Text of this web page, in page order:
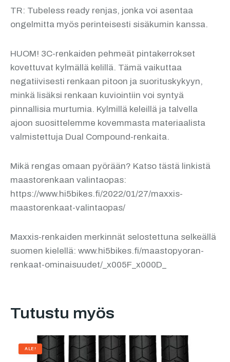
TR: Tubeless ready renjas, jonka voi asentaa
ongelmitta myös perinteisesti sisäkumin kanssa.
HUOM! 3C-renkaiden pehmeät pintakerrokset
kovettuvat kylmällä kelillä. Tämä vaikuttaa
negatiivisesti renkaan pitoon ja suorituskykyyn,
minkä lisäksi renkaan kuviointiin voi syntyä
pinnallisia murtumia. Kylmillä keleillä ja talvella
ajoon suosittelemme kovemmasta materiaalista
valmistettuja Dual Compound-renkaita.
Mikä rengas omaan pyörään? Katso tästä linkistä
maastorenkaan valintaopas:
https://www.hi5bikes.fi/2022/01/27/maxxis-
maastorenkaat-valintaopas/
Maxxis-renkaiden merkinnät selostettuna selkeällä
suomen kielellä: www.hi5bikes.fi/maastopyoran-
renkaat-ominaisuudet/_x005F_x000D_
Tutustu myös
ALE!